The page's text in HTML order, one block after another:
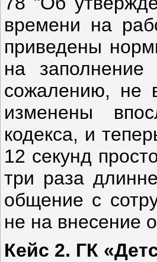
времени на
приведены
на
сожалению, не
изменены
кодекса, и
12 секунд
три раза
общение с
не на внесение
Кейс 2. ГК